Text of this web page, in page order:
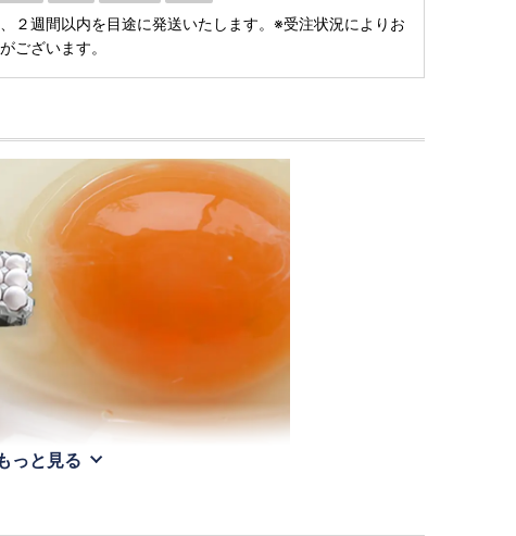
２週間以内を目途に発送いたします。※受注状況によりお
ございます。
っと見る